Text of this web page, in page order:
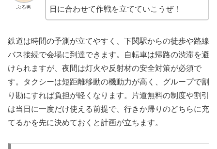
ぶる男
日に合わせて作戦を立てていこうぜ！
鉄道は時間の予測が立てやすく、下関駅からの徒歩や路線
バス接続で会場に到達できます。自転車は帰路の渋滞を避
けられますが、夜間は灯火や反射材の安全対策が必須で
す。タクシーは短距離移動の機動力が高く、グループで割
り勘にすれば負担が軽くなります。片道無料の制度や割引
は当日に一度だけ使える前提で、行きか帰りのどちらに充
てるかを先に決めておくと計画が立ちます。